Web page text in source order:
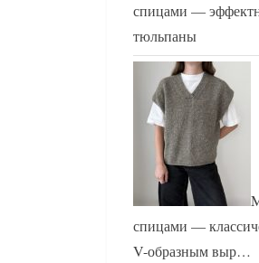
спицами —
тюльпаны
спицами —
V-образным выр…